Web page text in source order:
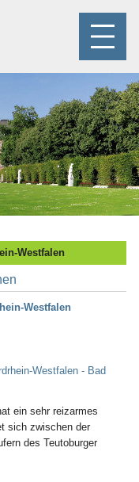
Westfalen
Westfalen
Westfalen - Bad
ein sehr reizarmes
sich zwischen der
des Teutoburger